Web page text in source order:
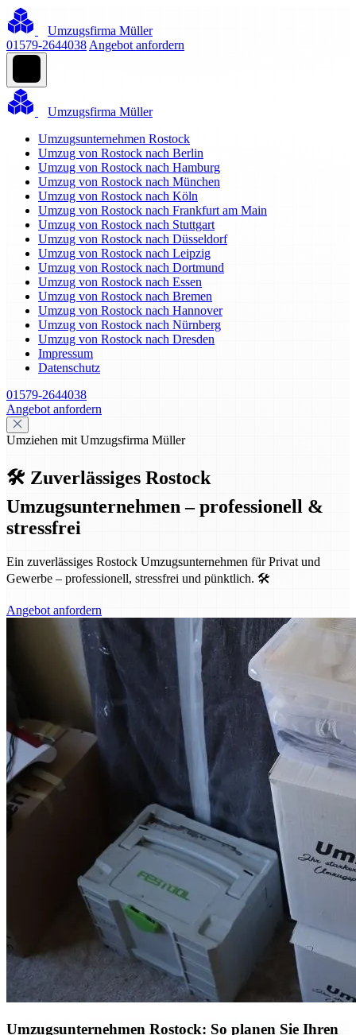
Umzugsfirma Müller
01579-2644038 Angebot anfordern
Umzugsfirma Müller
Umzugsunternehmen Rostock
Umzug von Rostock nach Berlin
Umzug von Rostock nach Hamburg
Umzug von Rostock nach München
Umzug von Rostock nach Köln
Umzug von Rostock nach Frankfurt am Main
Umzug von Rostock nach Stuttgart
Umzug von Rostock nach Düsseldorf
Umzug von Rostock nach Leipzig
Umzug von Rostock nach Dortmund
Umzug von Rostock nach Essen
Umzug von Rostock nach Bremen
Umzug von Rostock nach Hannover
Umzug von Rostock nach Nürnberg
Umzug von Rostock nach Dresden
Impressum
Datenschutz
01579-2644038
Angebot anfordern
Umziehen mit Umzugsfirma Müller
🛠️ Zuverlässiges Rostock
Umzugsunternehmen – professionell &
stressfrei
Ein zuverlässiges Rostock Umzugsunternehmen für Privat und
Gewerbe – professionell, stressfrei und pünktlich. 🛠️
Angebot anfordern
Umzugsunternehmen Rostock: So planen Sie Ihren